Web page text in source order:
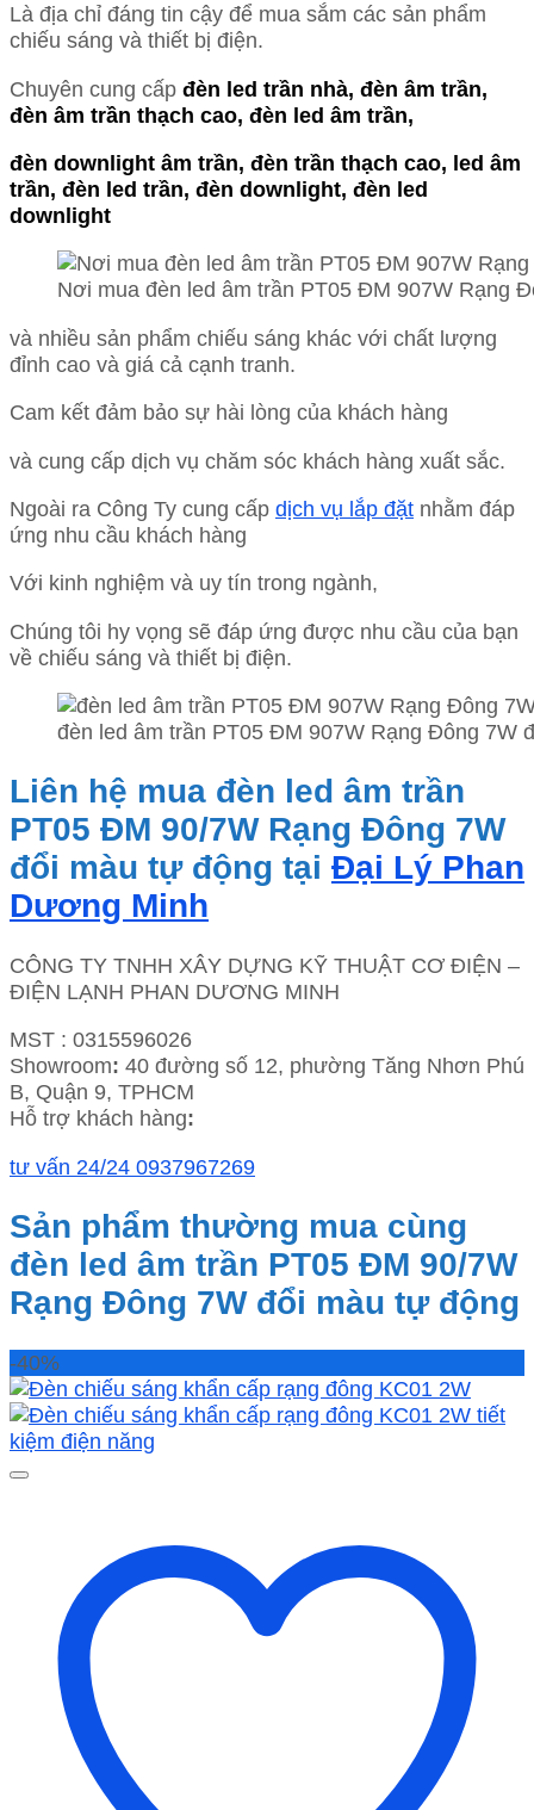
Là địa chỉ đáng tin cậy để mua sắm các sản phẩm
chiếu sáng và thiết bị điện.
Chuyên cung cấp đèn led trần nhà, đèn âm trần,
đèn âm trần thạch cao, đèn led âm trần,
đèn downlight âm trần, đèn trần thạch cao, led âm
trần, đèn led trần, đèn downlight, đèn led
downlight
Nơi mua đèn led âm trần PT05 ĐM 907W Rạng
và nhiều sản phẩm chiếu sáng khác với chất lượng
đỉnh cao và giá cả cạnh tranh.
Cam kết đảm bảo sự hài lòng của khách hàng
và cung cấp dịch vụ chăm sóc khách hàng xuất sắc.
Ngoài ra Công Ty cung cấp dịch vụ lắp đặt nhằm đáp
ứng nhu cầu khách hàng
Với kinh nghiệm và uy tín trong ngành,
Chúng tôi hy vọng sẽ đáp ứng được nhu cầu của bạn
về chiếu sáng và thiết bị điện.
đèn led âm trần PT05 ĐM 907W Rạng Đông
Liên hệ mua đèn led âm trần
PT05 ĐM 90/7W Rạng Đông 7W
đổi màu tự động tại Đại Lý Phan
Dương Minh
CÔNG TY TNHH XÂY DỰNG KỸ THUẬT CƠ ĐIỆN –
ĐIỆN LẠNH PHAN DƯƠNG MINH
MST : 0315596026
Showroom: 40 đường số 12, phường Tăng Nhơn Phú
B, Quận 9, TPHCM
Hỗ trợ khách hàng:
tư vấn 24/24 0937967269
Sản phẩm thường mua cùng
đèn led âm trần PT05 ĐM 90/7W
Rạng Đông 7W đổi màu tự động
-40%